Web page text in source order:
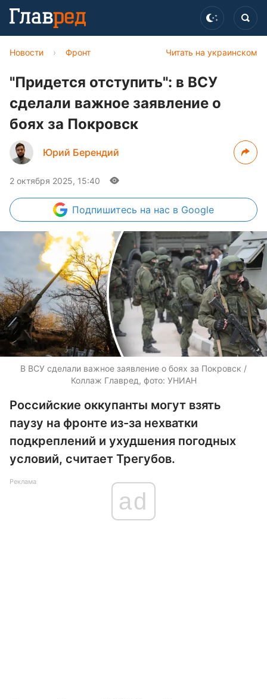
Читать на украинском
Новости › Фронт
"Придется отступить": в ВСУ
сделали важное заявление о
боях за Покровск
Юрий Берендий
2 октября 2025, 15:40
Подпишитесь на нас в Google
В ВСУ сделали важное заявление о боях за Покровск /
Коллаж Главред, фото: УНИАН
Российские оккупанты могут взять
паузу на фронте из-за нехватки
подкреплений и ухудшения погодных
условий, считает Трегубов.
Реклама
ad